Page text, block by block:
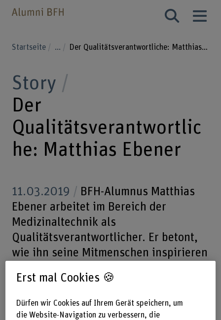
Startseite ... Der Qualitätsverantwortliche: Matthias Ebener
Story
Der
Qualitätsverantwortlic
he: Matthias Ebener
11.03.2019
BFH-Alumnus Matthias
Ebener arbeitet im Bereich der
Medizinaltechnik als
Qualitätsverantwortlicher. Er betont,
wie ihn seine Mitmenschen inspirieren
Netzwerk zu pflegen.
Erst mal Cookies 🍪
Dürfen wir Cookies auf Ihrem Gerät speichern, um
die Website-Navigation zu verbessern, die